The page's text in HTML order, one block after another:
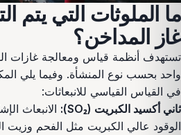
ما الملوثات التي يتم
غاز المداخن؟
تستهدف أنظمة قياس ومعالجة غازات
واحد بحسب نوع المنشأة. وفيما يلي
في القياس القياسي للانبعاثات:
ثاني أكسيد الكبريت (SO₂):
الانبعاث
الوقود عالي الكبريت مثل الفحم وزيت